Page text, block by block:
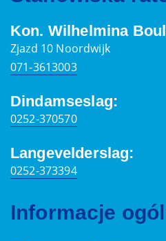
Kon. Wilhelmina
Zjazd 10 Noordwijk
071-3613003
Dindamseslag:
0252-370570
Langevelderslag:
0252-373394
Informacje